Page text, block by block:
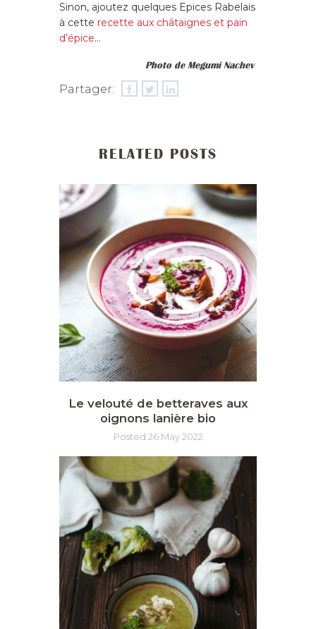
Sinon, ajoutez quelques Epices Rabelais
à cette recette aux châtaignes et pain
d’épice…
Photo de Megumi Nachev
Partager:
RELATED POSTS
Le velouté de betteraves aux
oignons lanière bio
Posted 26 May 2022